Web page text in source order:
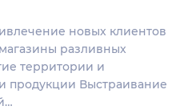
новых клиентов
разливных
территории и
продукции Выстраивание